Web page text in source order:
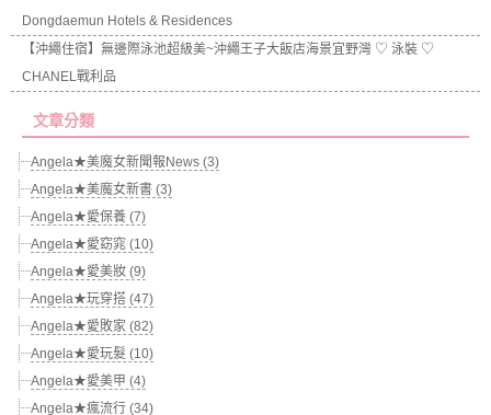
Dongdaemun Hotels & Residences
【沖繩住宿】無邊際泳池超級美~沖繩王子大飯店海景宜野灣 ♡ 泳裝 ♡
CHANEL戰利品
文章分類
Angela★美魔女新聞報News (3)
Angela★美魔女新書 (3)
Angela★愛保養 (7)
Angela★愛窈窕 (10)
Angela★愛美妝 (9)
Angela★玩穿搭 (47)
Angela★愛敗家 (82)
Angela★愛玩髮 (10)
Angela★愛美甲 (4)
Angela★瘋流行 (34)